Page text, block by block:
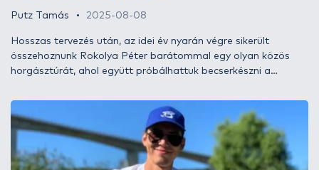
Putz Tamás 2025-08-08
Hosszas tervezés után, az idei év nyarán végre sikerült
összehoznunk Rokolya Péter barátommal egy olyan közös
horgásztúrát, ahol együtt próbálhattuk becserkészni a
egy olyan legendás példányt, amely minden túlzás nélkül
mondhatom, hogy országos szinten is párját ritkítja. Rendkívül
összetett, taktikás és a jó sorsnak hála nem kevésbé
eredményes horgászatot tudhatunk a hátunk mögött, amely
olyan élményekkel ajándékozott meg bennünket, amilyenekre